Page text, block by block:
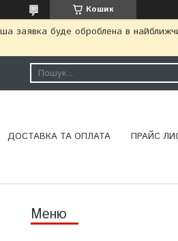
Кошик
заявка буде оброблена в
ДОСТАВКА ТА ОПЛАТА ПРАЙС